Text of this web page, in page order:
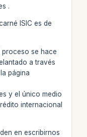
.
ISIC es de
se hace
a través
página
y el único medio
internacional
en escribirnos